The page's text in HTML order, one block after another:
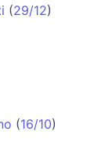
(29/12)
(16/10)